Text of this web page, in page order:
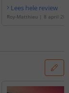
Lees hele review
Roy-Matthieu | 8 april